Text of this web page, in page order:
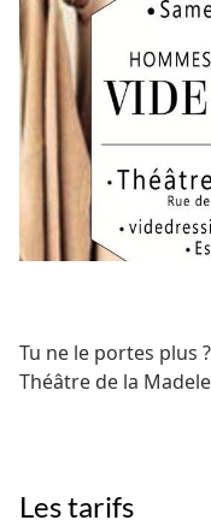
Tu ne le portes plus
Théâtre de la
Les tarifs